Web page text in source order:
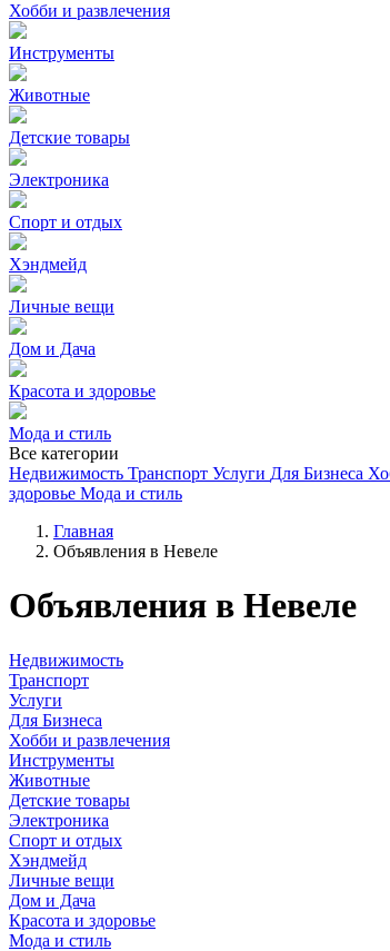
Хобби и развлечения
Инструменты
Животные
Детские товары
Электроника
Спорт и отдых
Хэндмейд
Личные вещи
Дом и Дача
Красота и здоровье
Мода и стиль
Все категории
Недвижимость Транспорт Услуги Для Бизнеса
здоровье Мода и стиль
Главная
Объявления в Невеле
Объявления в Невеле
Недвижимость
Транспорт
Услуги
Для Бизнеса
Хобби и развлечения
Инструменты
Животные
Детские товары
Электроника
Спорт и отдых
Хэндмейд
Личные вещи
Дом и Дача
Красота и здоровье
Мода и стиль